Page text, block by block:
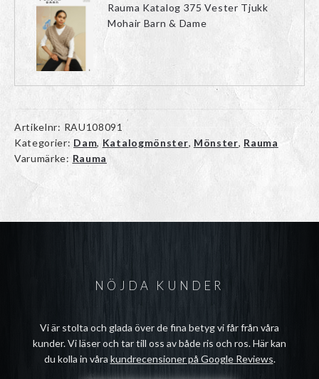
Rauma Katalog 375 Vester Tjukk
Mohair Barn & Dame
Artikelnr: RAU108091
Kategorier: Dam, Katalogmönster, Mönster, Rauma
Varumärke: Rauma
NÖJDA KUNDER
Vi är stolta och glada över de fina betyg vi får från våra
kunder. Vi läser och tar till oss av både ris och ros. Här kan
du kolla in våra kundrecensioner på Google Reviews.